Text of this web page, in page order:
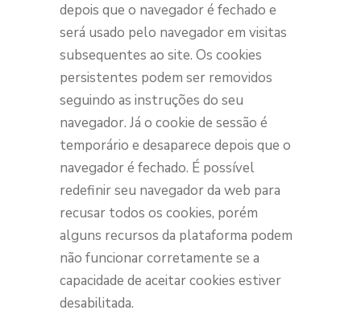
depois que o navegador é fechado e
será usado pelo navegador em visitas
subsequentes ao site. Os cookies
persistentes podem ser removidos
seguindo as instruções do seu
navegador. Já o cookie de sessão é
temporário e desaparece depois que o
navegador é fechado. É possível
redefinir seu navegador da web para
recusar todos os cookies, porém
alguns recursos da plataforma podem
não funcionar corretamente se a
capacidade de aceitar cookies estiver
desabilitada.